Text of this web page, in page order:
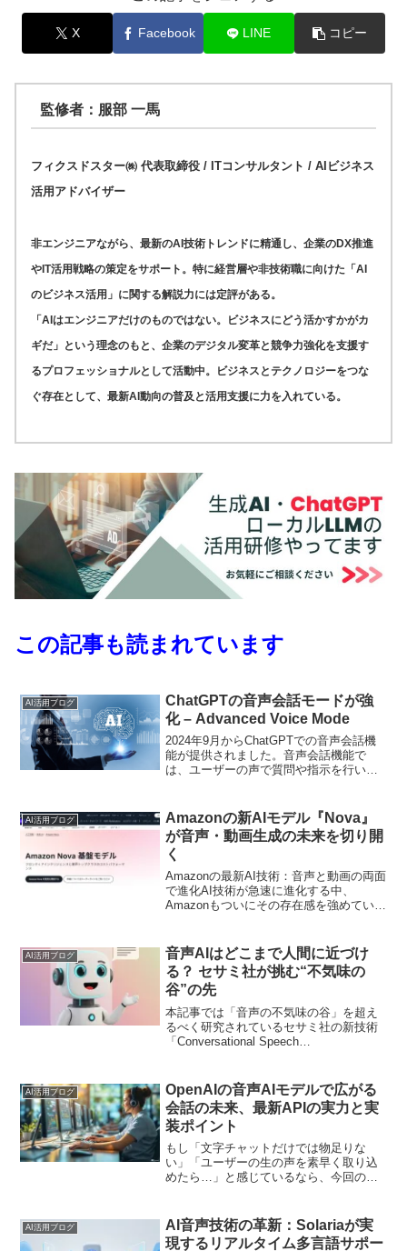
X Facebook LINE コピー
監修者：服部 一馬
フィクスドスター㈱ 代表取締役 / ITコンサルタント / AIビジネス
活用アドバイザー
非エンジニアながら、最新のAI技術トレンドに精通し、企業のDX推進
やIT活用戦略の策定をサポート。特に経営層や非技術職に向けた「AI
のビジネス活用」に関する解説力には定評がある。
「AIはエンジニアだけのものではない。ビジネスにどう活かすかがカ
ギだ」という理念のもと、企業のデジタル変革と競争力強化を支援す
るプロフェッショナルとして活動中。ビジネスとテクノロジーをつな
ぐ存在として、最新AI動向の普及と活用支援に力を入れている。
この記事も読まれています
AI活用ブログ
ChatGPTの音声会話モードが強
化 – Advanced Voice Mode
2024年9月からChatGPTでの音声会話機
能が提供されました。音声会話機能で
は、ユーザーの声で質問や指示を行い、
ンやPCで利用できるこの音声会話機能に
ついて、わかりやすく紹介します。
AI活用ブログ
Amazonの新AIモデル『Nova』
が音声・動画生成の未来を切り開
く
Amazonの最新AI技術：音声と動画の両面
で進化AI技術が急速に進化する中、
Amazonもついにその存在感を強めていま
注目し、その革新性と実...
AI活用ブログ
音声AIはどこまで人間に近づけ
る？ セサミ社が挑む“不気味の
谷”の先
本記事では「音声の不気味の谷」を超え
るべく研究されているセサミ社の新技術
「Conversational Speech
があるのか？」その答えを知れば、合成
音声の未来と人間が感じる繊細な感覚を
深く理解できるはずです。
AI活用ブログ
OpenAIの音声AIモデルで広がる
会話の未来、最新APIの実力と実
装ポイント
もし「文字チャットだけでは物足りな
い」「ユーザーの生の声を素早く取り込
めたら…」と感じているなら、今回の
使われるような事態にならない？」とい
った心配もあるでしょ...
AI活用ブログ
AI音声技術の革新：Solariaが実
現するリアルタイム多言語サポー